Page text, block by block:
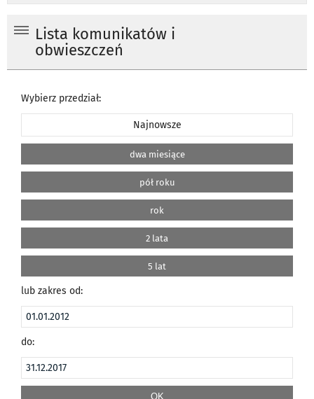
Lista komunikatów i
obwieszczeń
Wybierz przedział:
Najnowsze
dwa miesiące
pół roku
rok
2 lata
5 lat
lub zakres od:
do: